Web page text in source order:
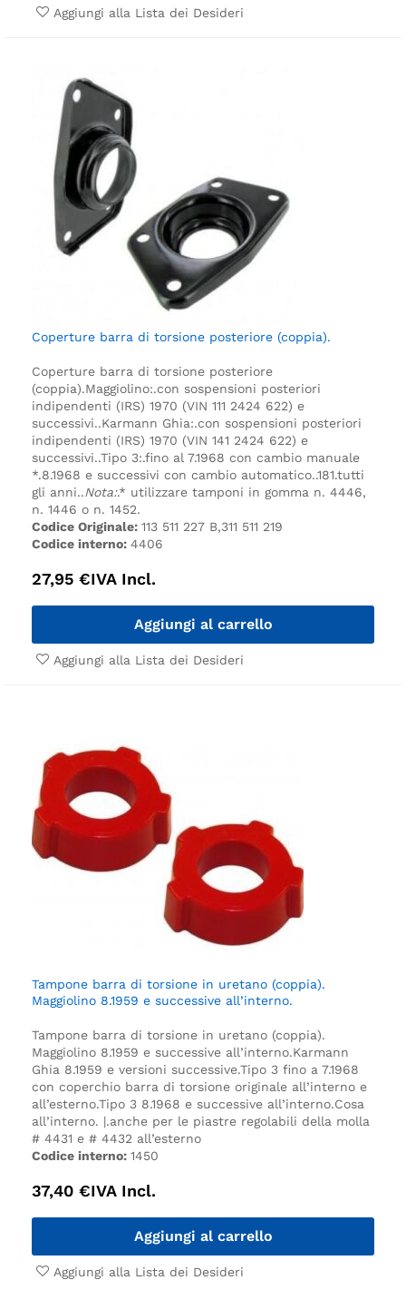
Aggiungi alla Lista dei Desideri
Coperture barra di torsione posteriore (coppia).
Coperture barra di torsione posteriore
(coppia).Maggiolino:.con sospensioni posteriori
indipendenti (IRS) 1970 (VIN 111 2424 622) e
successivi..Karmann Ghia:.con sospensioni posteriori
indipendenti (IRS) 1970 (VIN 141 2424 622) e
successivi..Tipo 3:.fino al 7.1968 con cambio manuale
*.8.1968 e successivi con cambio automatico..181.tutti
gli anni..Nota:.* utilizzare tamponi in gomma n. 4446,
n. 1446 o n. 1452.
Codice Originale: 113 511 227 B,311 511 219
Codice interno: 4406
27,95 €IVA Incl.
Aggiungi al carrello
Aggiungi alla Lista dei Desideri
Tampone barra di torsione in uretano (coppia).
Maggiolino 8.1959 e successive all’interno.
Tampone barra di torsione in uretano (coppia).
Maggiolino 8.1959 e successive all’interno.Karmann
Ghia 8.1959 e versioni successive.Tipo 3 fino a 7.1968
con coperchio barra di torsione originale all’interno e
all’esterno.Tipo 3 8.1968 e successive all’interno.Cosa
all’interno. |.anche per le piastre regolabili della molla
# 4431 e # 4432 all’esterno
Codice interno: 1450
37,40 €IVA Incl.
Aggiungi al carrello
Aggiungi alla Lista dei Desideri